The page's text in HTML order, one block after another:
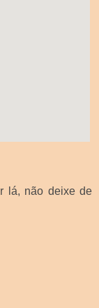
lá, não deixe de